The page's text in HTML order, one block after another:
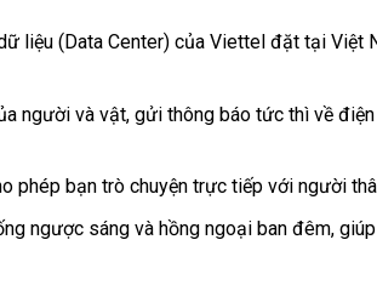
liệu (Data Center) của Viettel đặt tại Việt
người và vật, gửi thông báo tức thì về
phép bạn trò chuyện trực tiếp với người
ngược sáng và hồng ngoại ban đêm,